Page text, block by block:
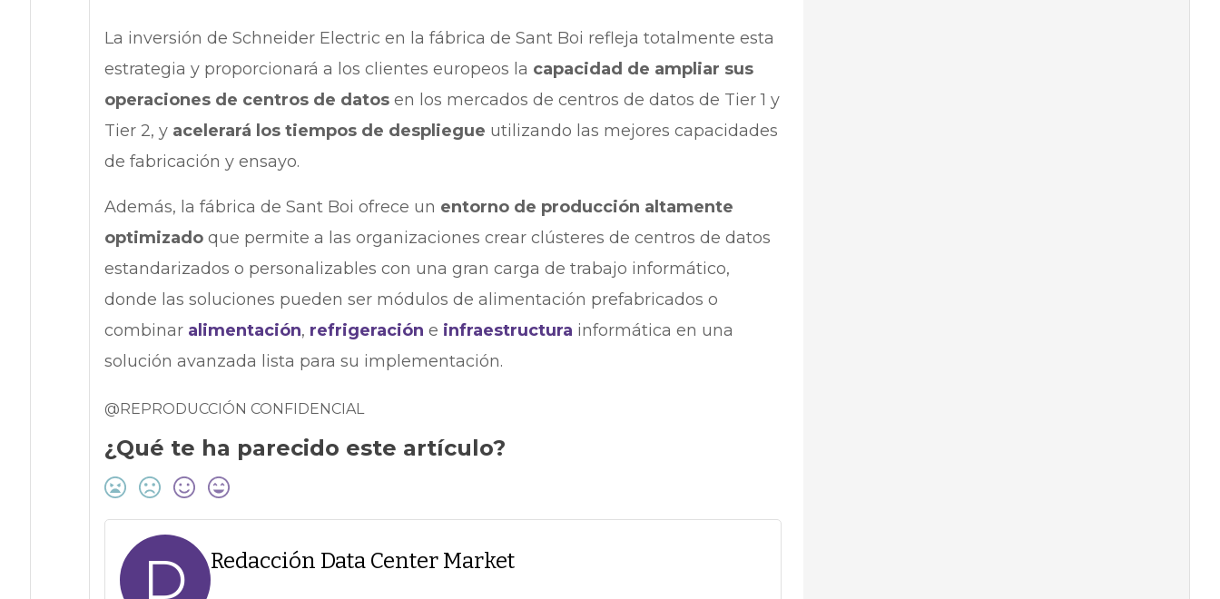
La inversión de Schneider Electric en la fábrica de Sant Boi refleja totalmente esta
estrategia y proporcionará a los clientes europeos la capacidad de ampliar sus
operaciones de centros de datosen los mercados de centros de datos de Tier 1 y
Tier 2, y acelerará los tiempos de despliegue utilizando las mejores capacidades
de fabricación y ensayo.
Además, la fábrica de Sant Boi ofrece un entorno de producción altamente
optimizado que permite a las organizaciones crear clústeres de centros de datos
estandarizados o personalizables con una gran carga de trabajo informático,
donde las soluciones pueden ser módulos de alimentación prefabricados o
combinar alimentación, refrigeración e infraestructura informática en una
solución avanzada lista para su implementación.
@REPRODUCCIÓN CONFIDENCIAL
¿Qué te ha parecido este artículo?
D Redacción Data Center Market